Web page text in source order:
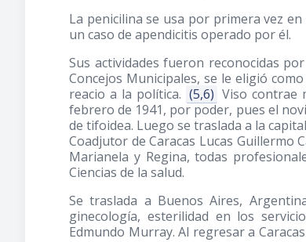
La penicilina se usa por primera vez
un caso de apendicitis operado por él.
Sus actividades fueron reconocidas
Concejos Municipales, se le eligió
reacio a la política. (5,6) Viso contrae
febrero de 1941, por poder, pues el
de tifoidea. Luego se traslada a la
Coadjutor de Caracas Lucas Guillermo
Marianela y Regina, todas
Ciencias de la salud.
Se traslada a Buenos Aires,
ginecología, esterilidad en los
Edmundo Murray. Al regresar a